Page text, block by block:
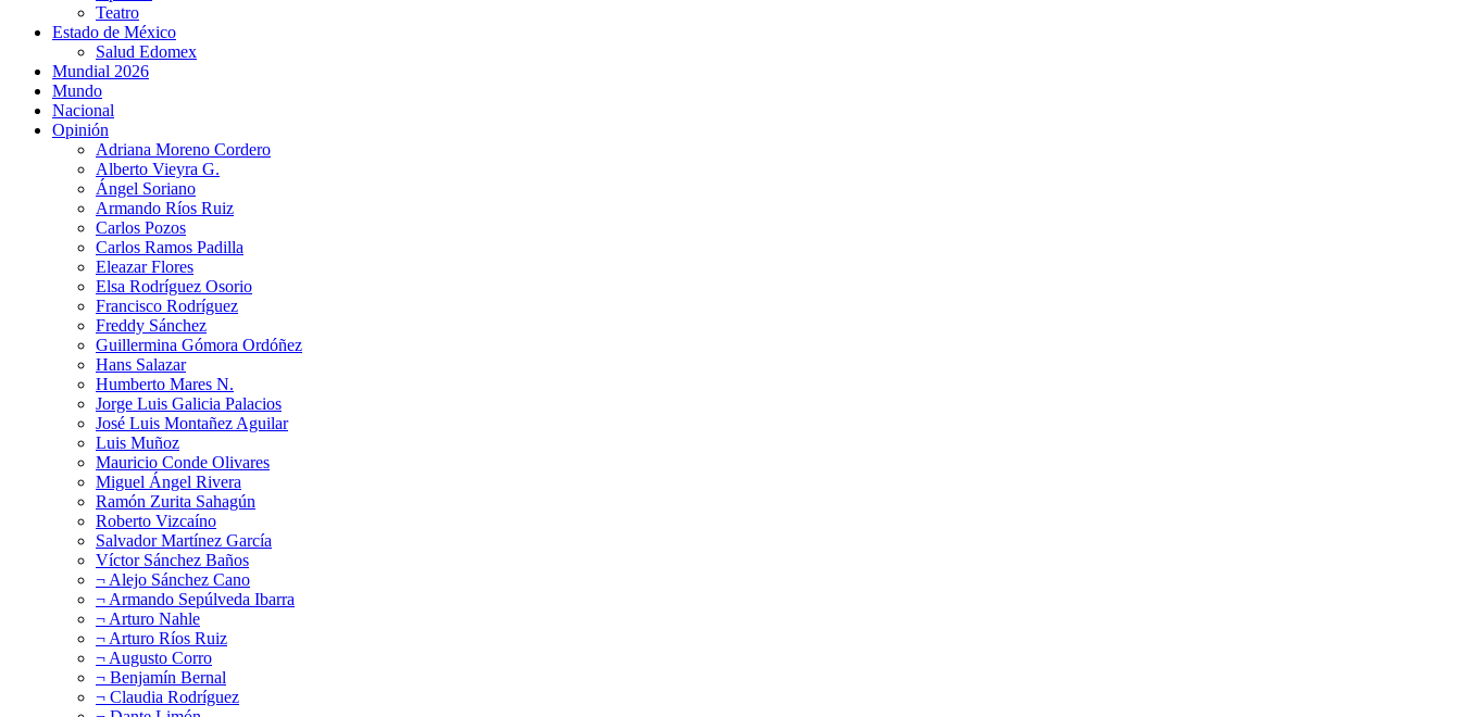
Teatro
Estado de México
Salud Edomex
Mundial 2026
Mundo
Nacional
Opinión
Adriana Moreno Cordero
Alberto Vieyra G.
Ángel Soriano
Armando Ríos Ruiz
Carlos Pozos
Carlos Ramos Padilla
Eleazar Flores
Elsa Rodríguez Osorio
Francisco Rodríguez
Freddy Sánchez
Guillermina Gómora Ordóñez
Hans Salazar
Humberto Mares N.
Jorge Luis Galicia Palacios
José Luis Montañez Aguilar
Luis Muñoz
Mauricio Conde Olivares
Miguel Ángel Rivera
Ramón Zurita Sahagún
Roberto Vizcaíno
Salvador Martínez García
Víctor Sánchez Baños
¬ Alejo Sánchez Cano
¬ Armando Sepúlveda Ibarra
¬ Arturo Nahle
¬ Arturo Ríos Ruiz
¬ Augusto Corro
¬ Benjamín Bernal
¬ Claudia Rodríguez